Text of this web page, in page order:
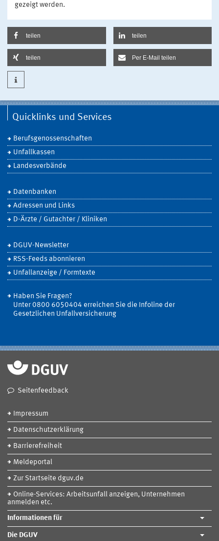
gezeigt werden.
teilen teilen
teilen Per E-Mail teilen
Quicklinks und Services
Berufsgenossenschaften
Unfallkassen
Landesverbände
Datenbanken
Adressen und Links
D-Ärzte / Gutachter / Kliniken
DGUV-Newsletter
RSS-Feeds abonnieren
Unfallanzeige / Formtexte
Haben Sie Fragen?
Unter 0800 6050404 erreichen Sie die Infoline der
Gesetzlichen Unfallversicherung
Seitenfeedback
Impressum
Datenschutzerklärung
Barrierefreiheit
Meldeportal
Zur Startseite dguv.de
Online-Services: Arbeitsunfall anzeigen, Unternehmen
anmelden etc.
Informationen für
Die DGUV